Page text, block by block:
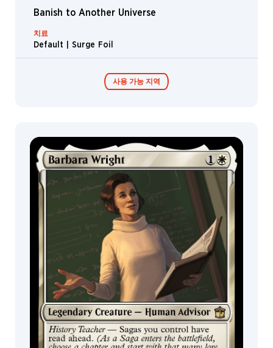
Banish to Another Universe
치료
Default | Surge Foil
사용 가능 지역
콜렉터 부스터 /
디스플레이